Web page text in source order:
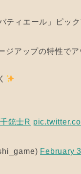
ティエール」ピッ
ジアップの特性で
銃士R
February